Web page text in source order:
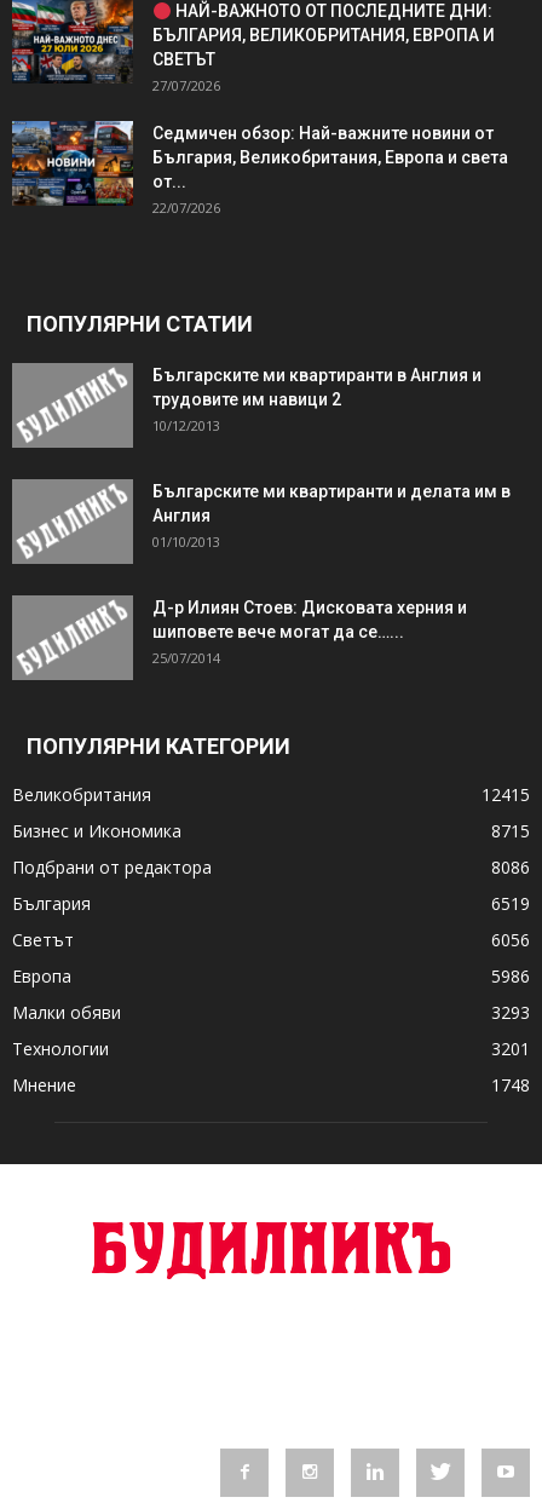
НАЙ-ВАЖНОТО ОТ ПОСЛЕДНИТЕ ДНИ:
БЪЛГАРИЯ, ВЕЛИКОБРИТАНИЯ, ЕВРОПА И
СВЕТЪТ
27/07/2026
Седмичен обзор: Най-важните новини от
България, Великобритания, Европа и света
от...
22/07/2026
ПОПУЛЯРНИ СТАТИИ
Българските ми квартиранти в Англия и
трудовите им навици 2
10/12/2013
Българските ми квартиранти и делата им в
Англия
01/10/2013
Д-р Илиян Стоев: Дисковата херния и
шиповете вече могат да се…...
25/07/2014
ПОПУЛЯРНИ КАТЕГОРИИ
Великобритания
12415
Бизнес и Икономика
8715
Подбрани от редактора
8086
България
6519
Светът
6056
Европа
5986
Малки обяви
3293
Технологии
3201
Мнение
1748